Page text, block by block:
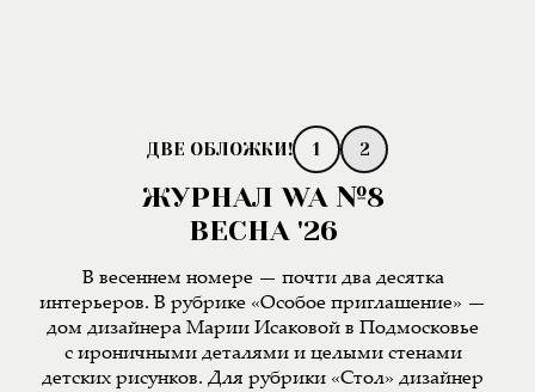
1 2
ЖУРНАЛ WA №8
ВЕСНА '26
В весеннем номере — почти два десятка
интерьеров. В рубрике «Особое приглашение» —
дом дизайнера Марии Исаковой в Подмосковье
с ироничными деталями и целыми стенами
детских рисунков. Для рубрики «Стол» дизайнер